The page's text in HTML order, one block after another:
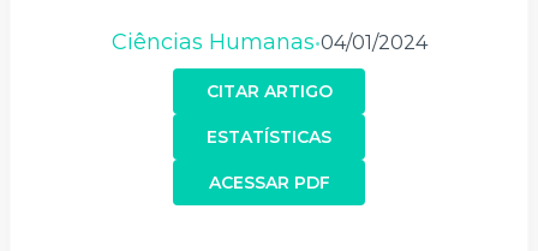
Ciências Humanas•04/01/2024
CITAR ARTIGO
ACESSAR PDF
ESTATÍSTICAS